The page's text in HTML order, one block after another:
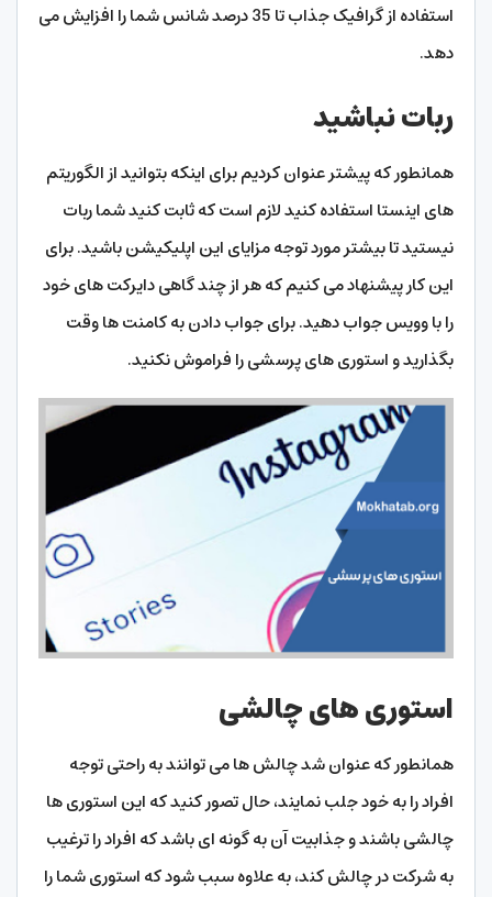
استفاده از گرافیک جذاب تا 35 درصد شانس شما را افزایش می
دهد.
ربات نباشید
همانطور که پیشتر عنوان کردیم برای اینکه بتوانید از الگوریتم
های اینستا استفاده کنید لازم است که ثابت کنید شما ربات
نیستید تا بیشتر مورد توجه مزایای این اپلیکیشن باشید. برای
این کار پیشنهاد می کنیم که هر از چند گاهی دایرکت های خود
را با وویس جواب دهید. برای جواب دادن به کامنت ها وقت
بگذارید و استوری های پرسشی را فراموش نکنید.
استوری های چالشی
همانطور که عنوان شد چالش ها می توانند به راحتی توجه
افراد را به خود جلب نمایند، حال تصور کنید که این استوری ها
چالشی باشند و جذابیت آن به گونه ای باشد که افراد را ترغیب
به شرکت در چالش کند، به علاوه سبب شود که استوری شما را